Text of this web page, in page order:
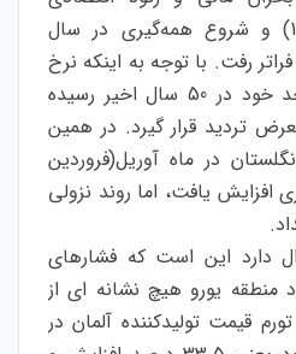
2008(1386) و 2009(1389) و شروع همه‌گیری در سال
فراتر رفت. با توجه به اینکه نرخ
بیکاری به پایین ترین حد خود در 50 سال اخیر رسیده
تردید قرار گیرد. در همین
در ماه آوریل(فروردین
افزایش یافت، اما روند نزولی
دارد این است که فشارهای
منطقه یورو هیچ نشانه ای از
قیمت تولیدکننده آلمان در